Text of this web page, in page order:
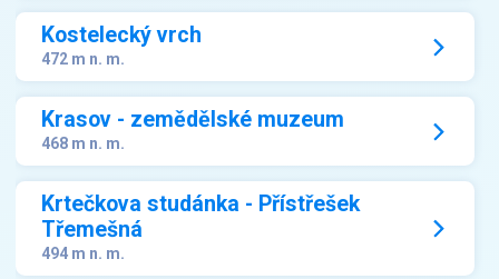
Kostelecký vrch
472 m n. m.
Krasov - zemědělské muzeum
468 m n. m.
Krtečkova studánka - Přístřešek
Třemešná
494 m n. m.